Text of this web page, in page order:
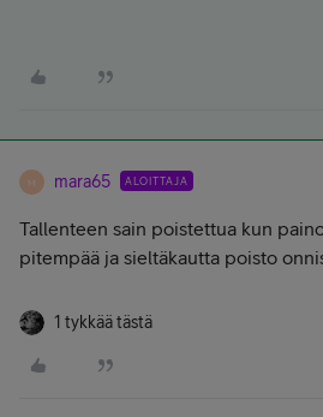
M mara65 ALOITTAJA
Tallenteen sain poistettua kun
pitempää ja sieltäkautta poisto
1 tykkää tästä